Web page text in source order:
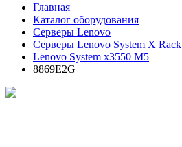
Главная
Каталог оборудования
Серверы Lenovo
Серверы Lenovo System X Rack
Lenovo System x3550 M5
8869E2G